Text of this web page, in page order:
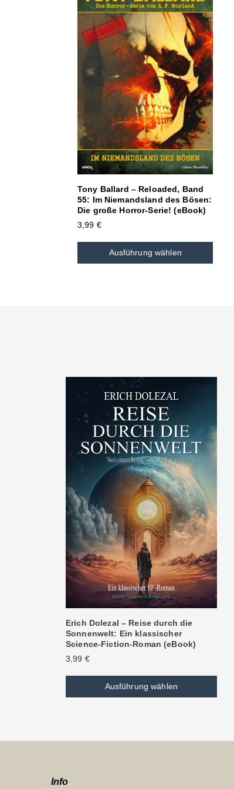
Tony Ballard – Reloaded, Band
55: Im Niemandsland des Bösen:
Die große Horror-Serie! (eBook)
3,99 €
Ausführung wählen
Erich Dolezal – Reise durch die
Sonnenwelt: Ein klassischer
Science-Fiction-Roman (eBook)
3,99 €
Ausführung wählen
Info